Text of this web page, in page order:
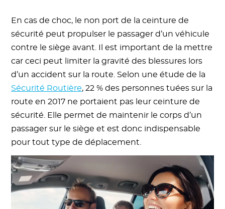
En cas de choc, le non port de la ceinture de
sécurité peut propulser le passager d’un véhicule
contre le siège avant. Il est important de la mettre
car ceci peut limiter la gravité des blessures lors
d’un accident sur la route. Selon une étude de la
Sécurité Routière, 22 % des personnes tuées sur la
route en 2017 ne portaient pas leur ceinture de
sécurité. Elle permet de maintenir le corps d’un
passager sur le siège et est donc indispensable
pour tout type de déplacement.